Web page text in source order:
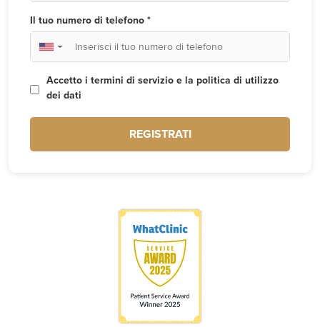
Il tuo numero di telefono *
▼
Accetto i termini di servizio e la politica di utilizzo
dei dati
REGISTRATI